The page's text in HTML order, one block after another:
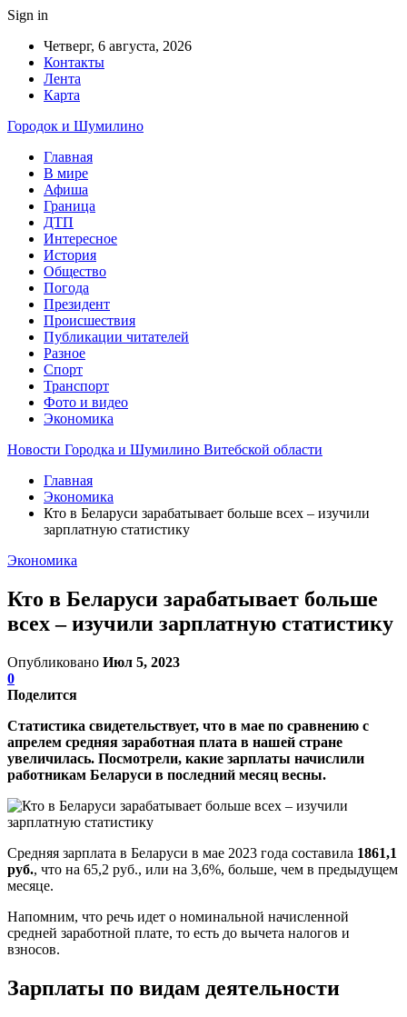
Sign in
Четверг, 6 августа, 2026
Контакты
Лента
Карта
Городок и Шумилино
Главная
В мире
Афиша
Граница
ДТП
Интересное
История
Общество
Погода
Президент
Происшествия
Публикации читателей
Разное
Спорт
Транспорт
Фото и видео
Экономика
Новости Городка и Шумилино Витебской области
Главная
Экономика
Кто в Беларуси зарабатывает больше всех – изучили
зарплатную статистику
Экономика
Кто в Беларуси зарабатывает больше
всех – изучили зарплатную статистику
Опубликовано Июл 5, 2023
0
Поделится
Статистика свидетельствует, что в мае по сравнению с
апрелем средняя заработная плата в нашей стране
увеличилась. Посмотрели, какие зарплаты начислили
работникам Беларуси в последний месяц весны.
Средняя зарплата в Беларуси в мае 2023 года составила 1861,1
руб., что на 65,2 руб., или на 3,6%, больше, чем в предыдущем
месяце.
Напомним, что речь идет о номинальной начисленной
средней заработной плате, то есть до вычета налогов и
взносов.
Зарплаты по видам деятельности